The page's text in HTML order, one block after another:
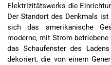
Elektrizitätswerks die
Der Standort des Denkmals
sich das amerikanische
moderne, mit Strom
das Schaufenster des
dekoriert, die von einem